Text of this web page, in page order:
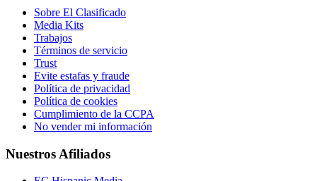
Sobre El Clasificado
Media Kits
Trabajos
Términos de servicio
Trust
Evite estafas y fraude
Política de privacidad
Política de cookies
Cumplimiento de la CCPA
No vender mi información
Nuestros Afiliados